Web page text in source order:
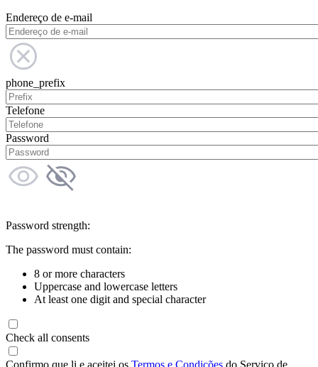
Endereço de e-mail
phone_prefix
Telefone
Password
Password strength:
The password must contain:
8 or more characters
Uppercase and lowercase letters
At least one digit and special character
Check all consents
Confirmo que li e aceitei os Termos e Condições do Serviço de